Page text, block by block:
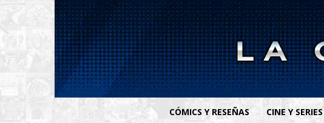
CÓMICS Y RESEÑAS CINE Y SERIES